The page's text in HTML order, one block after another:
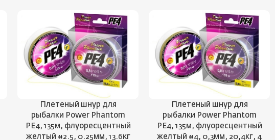
Плетеный шнур для
рыбалки Power Phantom
PE4, 135м, флуоресцентный
желтый #2.5, 0.25мм, 13.6кг
Плетеный шнур для
рыбалки Power Phantom
PE4, 135м, флуоресцентный
желтый #4, 0,3мм, 20,4кг, 4